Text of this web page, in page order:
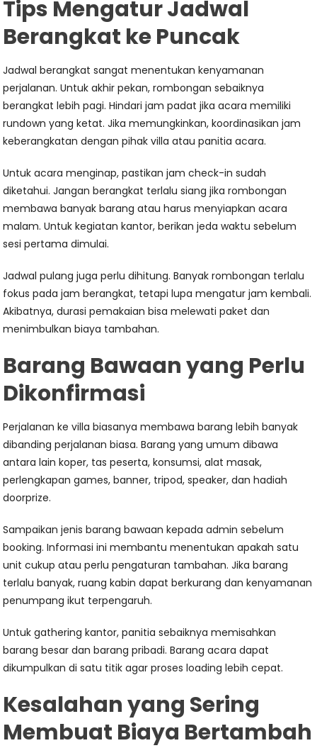
Tips Mengatur Jadwal
Berangkat ke Puncak
Jadwal berangkat sangat menentukan kenyamanan
perjalanan. Untuk akhir pekan, rombongan sebaiknya
berangkat lebih pagi. Hindari jam padat jika acara memiliki
rundown yang ketat. Jika memungkinkan, koordinasikan jam
keberangkatan dengan pihak villa atau panitia acara.
Untuk acara menginap, pastikan jam check-in sudah
diketahui. Jangan berangkat terlalu siang jika rombongan
membawa banyak barang atau harus menyiapkan acara
malam. Untuk kegiatan kantor, berikan jeda waktu sebelum
sesi pertama dimulai.
Jadwal pulang juga perlu dihitung. Banyak rombongan terlalu
fokus pada jam berangkat, tetapi lupa mengatur jam kembali.
Akibatnya, durasi pemakaian bisa melewati paket dan
menimbulkan biaya tambahan.
Barang Bawaan yang Perlu
Dikonfirmasi
Perjalanan ke villa biasanya membawa barang lebih banyak
dibanding perjalanan biasa. Barang yang umum dibawa
antara lain koper, tas peserta, konsumsi, alat masak,
perlengkapan games, banner, tripod, speaker, dan hadiah
doorprize.
Sampaikan jenis barang bawaan kepada admin sebelum
booking. Informasi ini membantu menentukan apakah satu
unit cukup atau perlu pengaturan tambahan. Jika barang
terlalu banyak, ruang kabin dapat berkurang dan kenyamanan
penumpang ikut terpengaruh.
Untuk gathering kantor, panitia sebaiknya memisahkan
barang besar dan barang pribadi. Barang acara dapat
dikumpulkan di satu titik agar proses loading lebih cepat.
Kesalahan yang Sering
Membuat Biaya Bertambah